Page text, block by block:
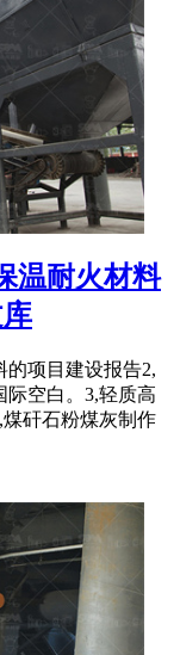
温耐火材料
项目建设报告2,
空白。3,轻质高
矸石粉煤灰制作